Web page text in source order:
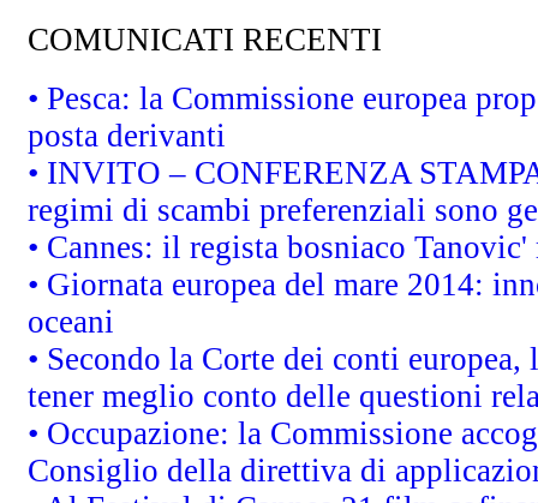
COMUNICATI RECENTI
• Pesca: la Commissione europea
posta derivanti
• INVITO – CONFERENZA
regimi di scambi preferenziali sono
• Cannes: il regista bosniaco
• Giornata europea del mare 2014:
oceani
• Secondo la Corte dei conti
tener meglio conto delle questioni
• Occupazione: la Commissione
Consiglio della direttiva di